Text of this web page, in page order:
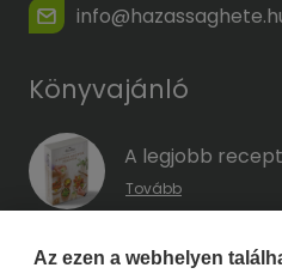
Könyvajánló
A legjobb
Tovább
A hűség kódja –
megcsalást,
Az ezen a webhelyen